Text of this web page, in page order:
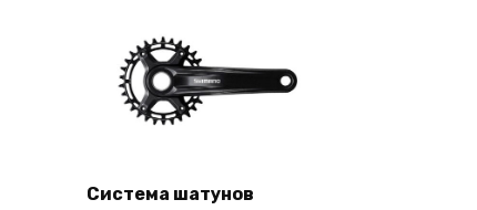
Система шатунов